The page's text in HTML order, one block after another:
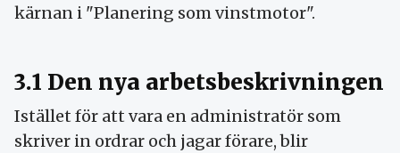
kärnan i "Planering som vinstmotor".
3.1 Den nya arbetsbeskrivningen
Istället för att vara en administratör som
skriver in ordrar och jagar förare, blir